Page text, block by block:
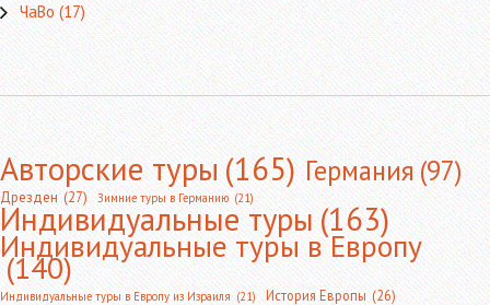
ЧаВо(17)
Авторские туры(165) Германия(97)
Дрезден (27) Зимние туры в Германию (21)
Индивидуальные туры(163)
Индивидуальные туры в Европу
(140)
Индивидуальные туры в Европу из Израиля (21) История Европы (26)